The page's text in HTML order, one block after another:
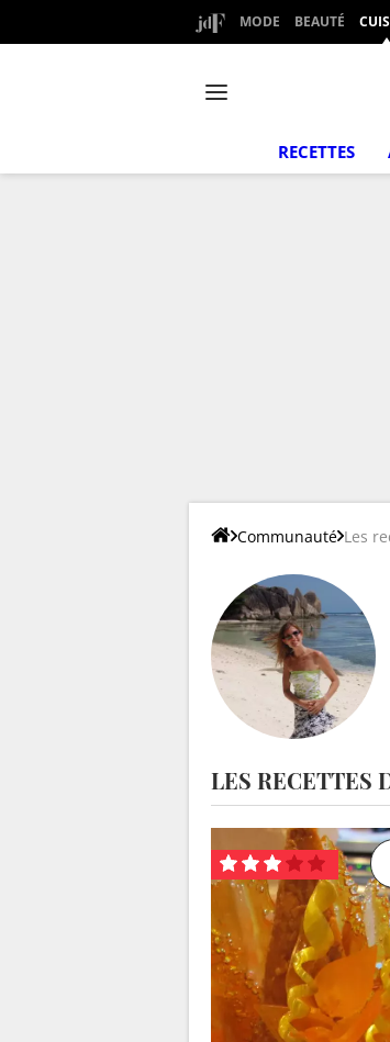
MODE BEAUTÉ
RECETTES
Communauté Les
LES RECETTES